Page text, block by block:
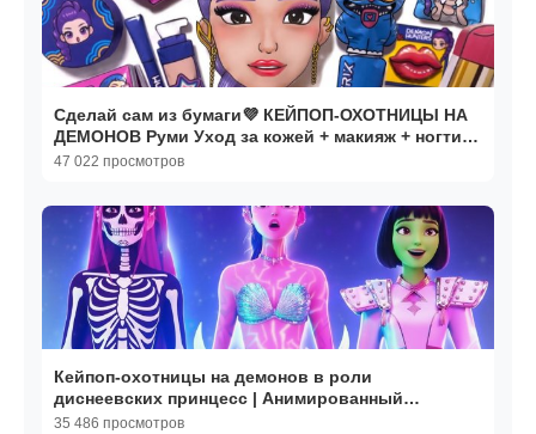
Сделай сам из бумаги💜 КЕЙПОП-ОХОТНИЦЫ НА
ДЕМОНОВ Руми Уход за кожей + макияж + ногти.
АСМР. Мультик
47 022 просмотров
Кейпоп-охотницы на демонов в роли
диснеевских принцесс | Анимированный
музыкальный клип | Мультики
35 486 просмотров